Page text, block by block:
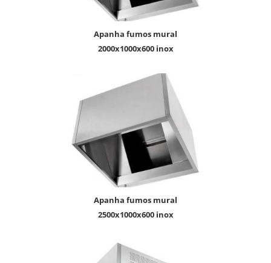
apanha fumos mural
2000x1000x600 inox
apanha fumos mural
2500x1000x600 inox